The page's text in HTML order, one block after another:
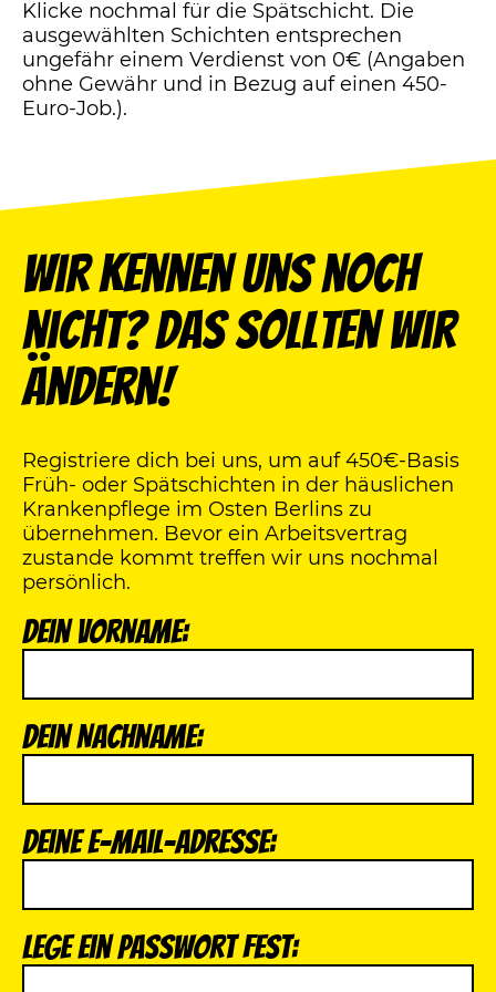
Klicke nochmal für die Spätschicht. Die
ausgewählten Schichten entsprechen
ungefähr einem Verdienst von 0€ (Angaben
ohne Gewähr und in Bezug auf einen 450-
Euro-Job.).
Wir kennen uns noch
nicht? Das sollten wir
ändern!
Registriere dich bei uns, um auf 450€-Basis
Früh- oder Spätschichten in der häuslichen
Krankenpflege im Osten Berlins zu
übernehmen. Bevor ein Arbeitsvertrag
zustande kommt treffen wir uns nochmal
persönlich.
Dein Vorname:
Dein Nachname:
Deine E-Mail-Adresse:
Lege ein Passwort fest: